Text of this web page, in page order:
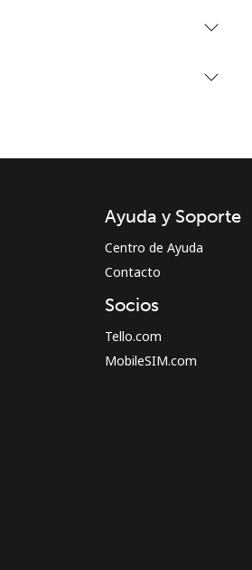
REGÍSTRATE →
Ayuda y Soporte
Centro de Ayuda
Contacto
Socios
Tello.com
MobileSIM.com